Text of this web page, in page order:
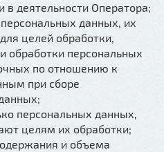
в деятельности Оператора;
данных, их
целей обработки,
обработки персональных
по отношению к
при сборе
персональных данных,
целям их обработки;
и объема